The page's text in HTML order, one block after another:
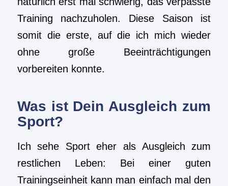
Training nachzuholen. Diese Saison ist
somit die erste, auf die ich mich wieder
ohne große Beeinträchtigungen
vorbereiten konnte.
Was ist Dein Ausgleich zum
Sport?
Ich sehe Sport eher als Ausgleich zum
restlichen Leben: Bei einer guten
Trainingseinheit kann man einfach mal den